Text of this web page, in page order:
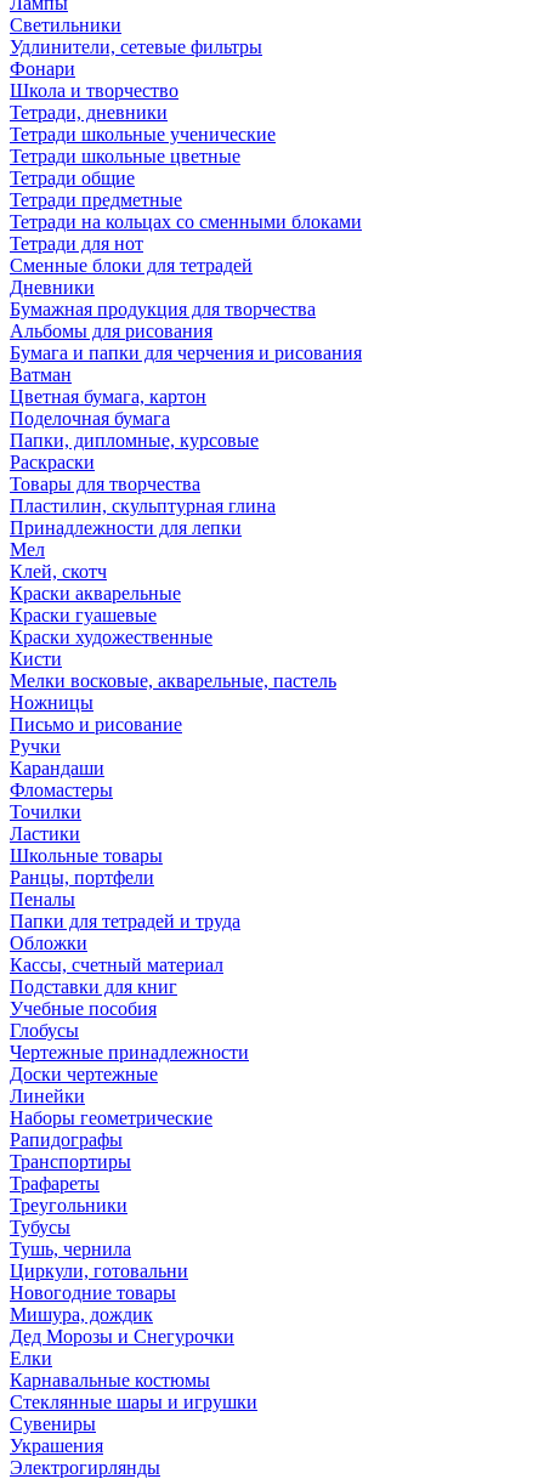
Светильники
Удлинители, сетевые фильтры
Фонари
Школа и творчество
Тетради, дневники
Тетради школьные ученические
Тетради школьные цветные
Тетради общие
Тетради предметные
Тетради на кольцах со сменными блоками
Тетради для нот
Сменные блоки для тетрадей
Дневники
Бумажная продукция для творчества
Альбомы для рисования
Бумага и папки для черчения и рисования
Ватман
Цветная бумага, картон
Поделочная бумага
Папки, дипломные, курсовые
Раскраски
Товары для творчества
Пластилин, скульптурная глина
Принадлежности для лепки
Мел
Клей, скотч
Краски акварельные
Краски гуашевые
Краски художественные
Кисти
Мелки восковые, акварельные, пастель
Ножницы
Письмо и рисование
Ручки
Карандаши
Фломастеры
Точилки
Ластики
Школьные товары
Ранцы, портфели
Пеналы
Папки для тетрадей и труда
Обложки
Кассы, счетный материал
Подставки для книг
Учебные пособия
Глобусы
Чертежные принадлежности
Доски чертежные
Линейки
Наборы геометрические
Рапидографы
Транспортиры
Трафареты
Треугольники
Тубусы
Тушь, чернила
Циркули, готовальни
Новогодние товары
Мишура, дождик
Дед Морозы и Снегурочки
Елки
Карнавальные костюмы
Стеклянные шары и игрушки
Сувениры
Украшения
Электрогирлянды